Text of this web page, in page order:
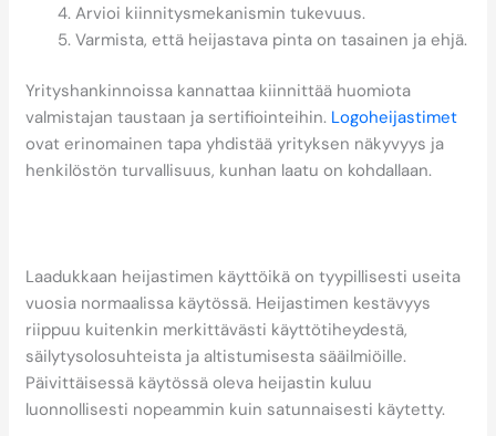
Arvioi kiinnitysmekanismin tukevuus.
Varmista, että heijastava pinta on tasainen ja ehjä.
Yrityshankinnoissa kannattaa kiinnittää huomiota
valmistajan taustaan ja sertifiointeihin. Logoheijastimet
ovat erinomainen tapa yhdistää yrityksen näkyvyys ja
henkilöstön turvallisuus, kunhan laatu on kohdallaan.
Laadukkaan heijastimen käyttöikä on tyypillisesti useita
vuosia normaalissa käytössä. Heijastimen kestävyys
riippuu kuitenkin merkittävästi käyttötiheydestä,
säilytysolosuhteista ja altistumisesta sääilmiöille.
Päivittäisessä käytössä oleva heijastin kuluu
luonnollisesti nopeammin kuin satunnaisesti käytetty.